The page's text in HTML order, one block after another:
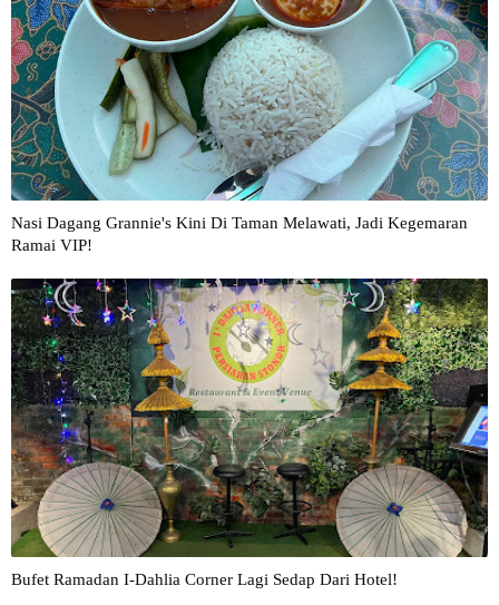
Nasi Dagang Grannie's Kini Di Taman Melawati, Jadi Kegemaran
Ramai VIP!
Bufet Ramadan I-Dahlia Corner Lagi Sedap Dari Hotel!